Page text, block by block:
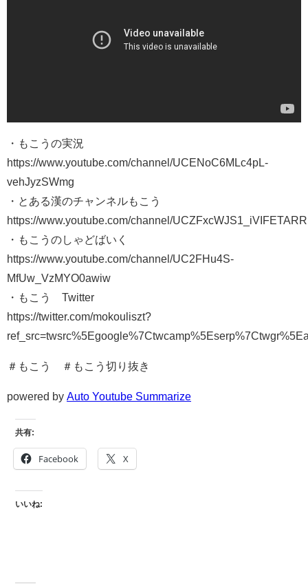
・もこうの実況
https://www.youtube.com/channel/UCENoC6MLc4pL-
vehJyzSWmg
・とある漢のチャンネルもこう
https://www.youtube.com/channel/
・もこうのしゃどばいく
https://www.youtube.com/channel/UC2FHu4S-
MfUw_VzMYO0awiw
・もこう Twitter
https://twitter.com/mokouliszt?
＃もこう ＃もこう切り抜き
powered by Auto Youtube Summarize
共有:
Facebook X
いいね: